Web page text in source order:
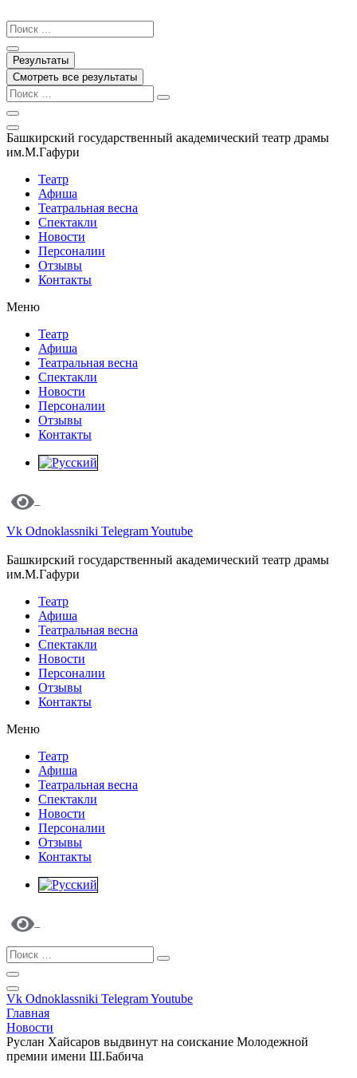
к
содержимому
Search
...
Результаты
Смотреть все результаты
Башкирский государственный академический театр драмы
им.М.Гафури
Театр
Афиша
Театральная весна
Спектакли
Новости
Персоналии
Отзывы
Контакты
Меню
Театр
Афиша
Театральная весна
Спектакли
Новости
Персоналии
Отзывы
Контакты
Vk Odnoklassniki TelegramYoutube
Башкирский государственный академический театр драмы
им.М.Гафури
Театр
Афиша
Театральная весна
Спектакли
Новости
Персоналии
Отзывы
Контакты
Меню
Театр
Афиша
Театральная весна
Спектакли
Новости
Персоналии
Отзывы
Контакты
Vk Odnoklassniki TelegramYoutube
Главная
Новости
Руслан Хайсаров выдвинут на соискание Молодежной
премии имени Ш.Бабича